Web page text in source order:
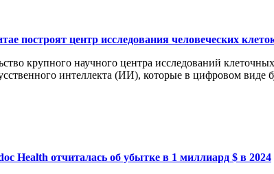
построят центр исследования человеческих
крупного научного центра исследований
интеллекта (ИИ), которые в цифровом виде
Health отчиталась об убытке в 1 миллиард $ в 2024